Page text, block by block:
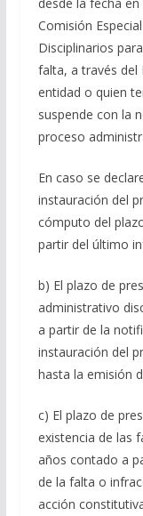
Comisión
Disciplinarios
falta, a través del
entidad o quien
suspende con la
proceso
En caso se
instauración del
cómputo del
partir del último
b) El plazo de
administrativo
a partir de la
instauración del
hasta la emisión
c) El plazo de
existencia de las
años contado a
de la falta o
acción